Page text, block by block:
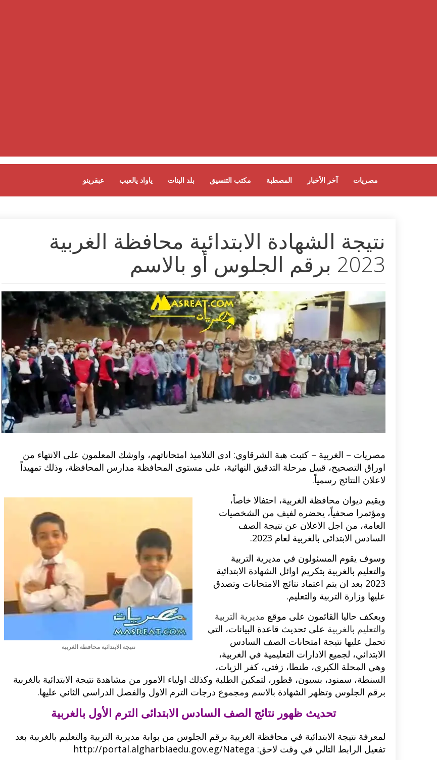
عبقرينو ياواد يالعيب بلد البنات مكتب التنسيق المصطبة آخر الأخبار مصريات
نتيجة الشهادة الابتدائية محافظة الغربية
2023 برقم الجلوس أو بالاسم
مصريات – الغربية – كتبت هبة الشرقاوي: ادى التلاميذ امتحاناتهم، واوشك المعلمون على الانتهاء من
اوراق التصحيح، قبيل مرحلة التدقيق النهائية، على مستوى المحافظة مدارس المحافظة، وذلك تمهيداً
لاعلان النتائج رسمياً.
نتيجة الابتدائية محافظة الغربية
ويقيم ديوان محافظة الغربية، احتفالا خاصاً،
ومؤتمرا صحفياً، يحضره لفيف من الشخصيات
العامة، من اجل الاعلان عن نتيجة الصف
السادس الابتدائى بالغربية لعام 2023.
وسوف يقوم المسئولون في مديرية التربية
والتعليم بالغربية بتكريم اوائل الشهادة الابتدائية
2023 بعد ان يتم اعتماد نتائج الامتحانات وتصدق
عليها وزارة التربية والتعليم.
ويعكف حاليا القائمون على موقع مديرية التربية
والتعليم بالغربية على تحديث قاعدة البيانات، التي
تحمل عليها نتيجة امتحانات الصف السادس
الابتدائي، لجميع الادارات التعليمية في الغربية،
وهي المحلة الكبرى، طنطا، زفتى، كفر الزيات،
السنطة، سمنود، بسيون، قطور، لتمكين الطلبة وكذلك اولياء الامور من مشاهدة نتيجة الابتدائية بالغربية
برقم الجلوس وتظهر الشهادة بالاسم ومجموع درجات الترم الاول والفصل الدراسي الثاني عليها.
تحديث ظهور نتائج الصف السادس الابتدائى الترم الأول بالغربية
لمعرفة نتيجة الابتدائية في محافظة الغربية برقم الجلوس من بوابة مديرية التربية والتعليم بالغربية بعد
تفعيل الرابط التالي في وقت لاحق: http://portal.algharbiaedu.gov.eg/Natega
وصفات أكلات عيد راس السنة الميلادية
والميلاد المجيد الكريسما...
طريقة تحضير حلاوة المولد النبوي مع
وصفات بالفيديو والصور...
اكلات عيد الاضحى 2023 وصفات طبخ